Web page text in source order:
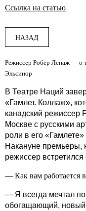
Ссылка на статью
НАЗАД
Режиссер Робер Лепаж — о
Эльсинор
В Театре Наций
«Гамлет. Коллаж»,
канадский режиссер
Москве с русскими
роли в его
Накануне премьеры,
режиссер
— Как вам работается
— Я всегда мечтал
обогащающий, новый